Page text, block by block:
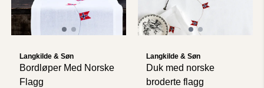
Langkilde & Søn
Bordløper Med Norske
Flagg
Langkilde & Søn
Duk med norske
broderte flagg